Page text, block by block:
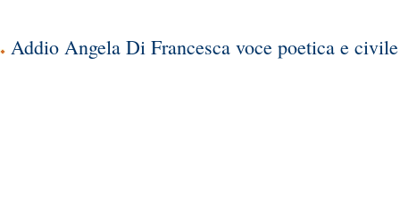
Addio Angela Di Francesca voce poetica e